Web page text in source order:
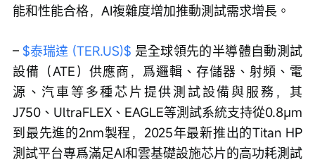
能和性能合格，AI複雜度增加推動測試需求增長。
– $泰瑞達 (TER.US)$ 是全球領先的半導體自動測試
設備（ATE）供應商，爲邏輯、存儲器、射頻、電
源、汽車等多種芯片提供測試設備與服務，其
J750、UltraFLEX、EAGLE等測試系統支持從0.8μm
到最先進的2nm製程，2025年最新推出的Titan HP
測試平台專爲滿足AI和雲基礎設施芯片的高功耗測試